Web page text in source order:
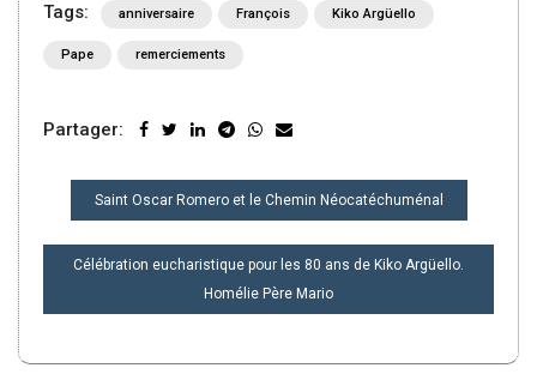
Tags: anniversaire François Kiko Argüello
Pape remerciements
Partager:
NAVIGATION
DE
L’ARTICLE
Saint Oscar Romero et le Chemin Néocatéchuménal
Célébration eucharistique pour les 80 ans de Kiko Argüello.
Homélie Père Mario